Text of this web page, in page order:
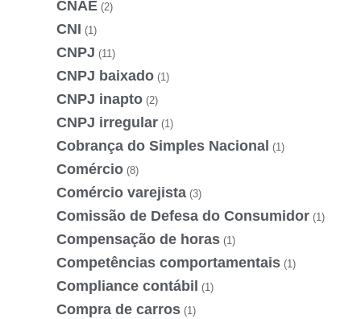
CNAE (2)
CNI (1)
CNPJ (11)
CNPJ baixado (1)
CNPJ inapto (2)
CNPJ irregular (1)
Cobrança do Simples Nacional (1)
Comércio (8)
Comércio varejista (3)
Comissão de Defesa do Consumidor (1)
Compensação de horas (1)
Competências comportamentais (1)
Compliance contábil (1)
Compra de carros (1)